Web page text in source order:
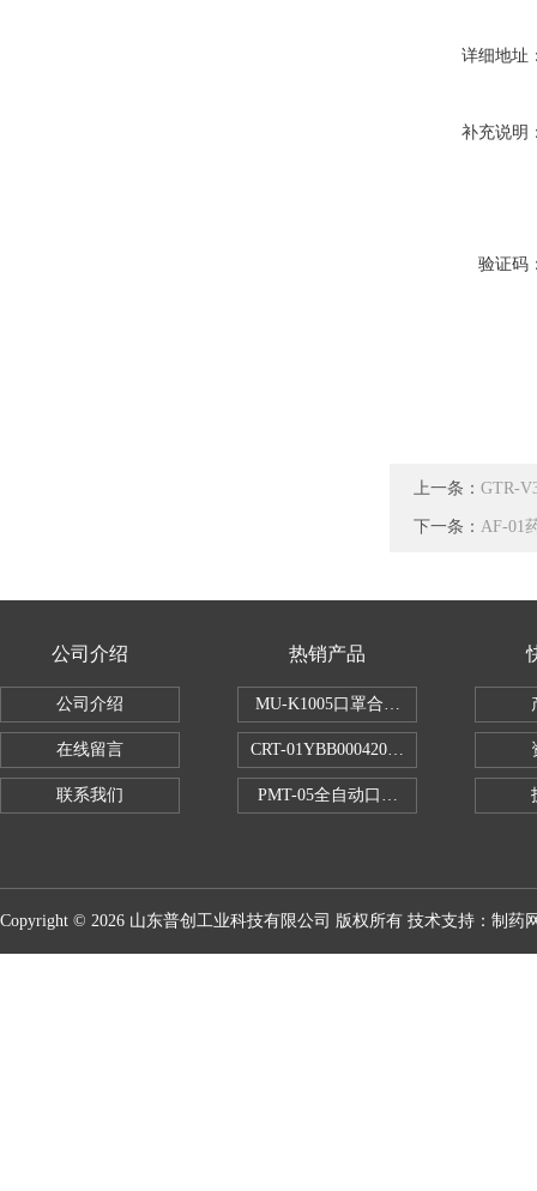
详细地址
补充说明
验证码
上一条： GTR-
下一条： AF-01
公司介绍
公司介绍
在线留言
联系我们
热销产品
MU-K1005口罩合成血液穿透试验仪
CRT-01YBB00042005数显式安瓿瓶圆
PMT-05全自动口红折断力测试仪
Copyright © 2026 山东普创工业科技有限公司 版权所有 技术支持： 制药